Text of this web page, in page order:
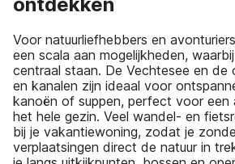
ontdekken
Voor natuurliefhebbers en
een scala aan mogelijkheden,
centraal staan. De Vechtesee en de
en kanalen zijn ideaal voor
kanoën of suppen, perfect voor een
het hele gezin. Veel wandel- en
bij je vakantiewoning, zodat je
verplaatsingen direct de natuur in